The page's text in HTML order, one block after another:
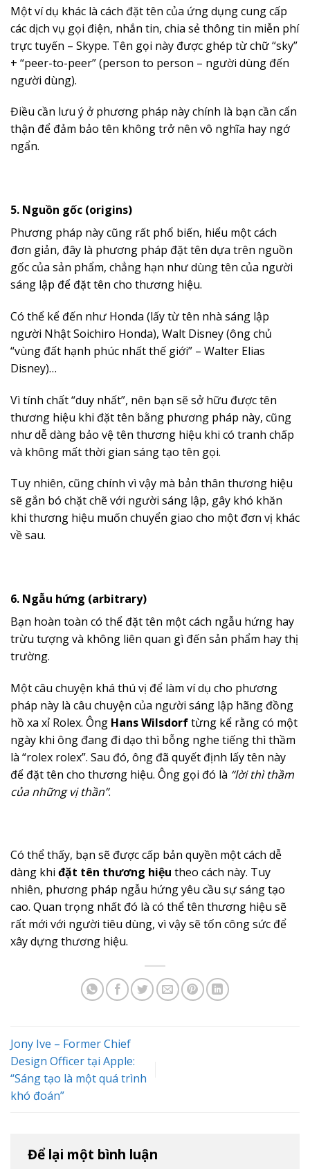
Một ví dụ khác là cách đặt tên của ứng dụng cung cấp
các dịch vụ gọi điện, nhắn tin, chia sẻ thông tin miễn phí
trực tuyến – Skype. Tên gọi này được ghép từ chữ “sky”
+ “peer-to-peer” (person to person – người dùng đến
người dùng).
Điều cần lưu ý ở phương pháp này chính là bạn cần cẩn
thận để đảm bảo tên không trở nên vô nghĩa hay ngớ
ngẩn.
5. Nguồn gốc (origins)
Phương pháp này cũng rất phổ biến, hiểu một cách
đơn giản, đây là phương pháp đặt tên dựa trên nguồn
gốc của sản phẩm, chẳng hạn như dùng tên của người
sáng lập để đặt tên cho thương hiệu.
Có thể kể đến như Honda (lấy từ tên nhà sáng lập
người Nhật Soichiro Honda), Walt Disney (ông chủ
“vùng đất hạnh phúc nhất thế giới” – Walter Elias
Disney)…
Vì tính chất “duy nhất”, nên bạn sẽ sở hữu được tên
thương hiệu khi đặt tên bằng phương pháp này, cũng
như dễ dàng bảo vệ tên thương hiệu khi có tranh chấp
và không mất thời gian sáng tạo tên gọi.
Tuy nhiên, cũng chính vì vậy mà bản thân thương hiệu
sẽ gắn bó chặt chẽ với người sáng lập, gây khó khăn
khi thương hiệu muốn chuyển giao cho một đơn vị khác
về sau.
6. Ngẫu hứng (arbitrary)
Bạn hoàn toàn có thể đặt tên một cách ngẫu hứng hay
trừu tượng và không liên quan gì đến sản phẩm hay thị
trường.
Một câu chuyện khá thú vị để làm ví dụ cho phương
pháp này là câu chuyện của người sáng lập hãng đồng
hồ xa xỉ Rolex. Ông Hans Wilsdorftừng kể rằng có một
ngày khi ông đang đi dạo thì bỗng nghe tiếng thì thầm
là “rolex rolex”. Sau đó, ông đã quyết định lấy tên này
để đặt tên cho thương hiệu. Ông gọi đó là “lời thì thầm
của những vị thần”.
Có thể thấy, bạn sẽ được cấp bản quyền một cách dễ
dàng khi đặt tên thương hiệu theo cách này. Tuy
nhiên, phương pháp ngẫu hứng yêu cầu sự sáng tạo
cao. Quan trọng nhất đó là có thể tên thương hiệu sẽ
rất mới với người tiêu dùng, vì vậy sẽ tốn công sức để
xây dựng thương hiệu.
Jony Ive – Former Chief
Design Officer tại Apple:
“Sáng tạo là một quá trình
khó đoán”
Để lại một bình luận